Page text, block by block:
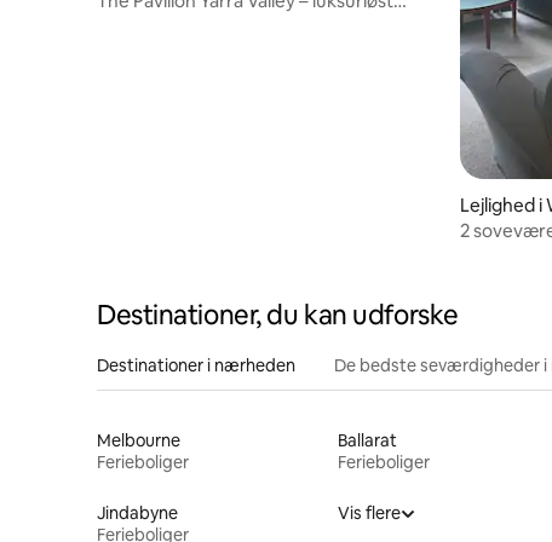
Lejlighed i
2
Destinationer, du kan udforske
Destinationer i nærheden De bedste seværdigheder
Melbourne
Ferieboliger
Ballarat
Ferieboliger
Jindabyne
Ferieboliger
Vis flere